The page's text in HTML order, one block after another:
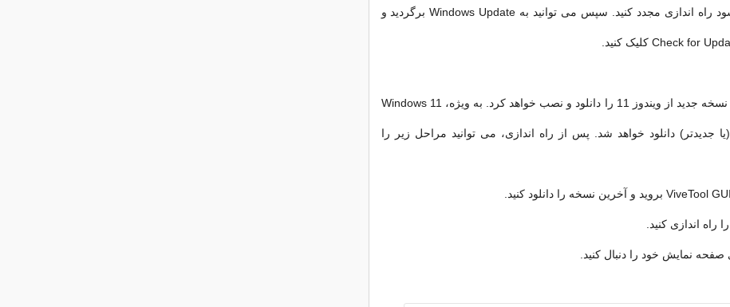
خواسته می شود راه اندازی مجدد کنید. سپس می توانید به Windows Update برگردید و
رایانه شما یک نسخه جدید از ویندوز 11 را دانلود و نصب خواهد کرد. به ویژه، Windows 11
build 23493 (یا جدیدتر) دانلود خواهد شد. پس از راه اندازی، می توانید مراحل زیر را